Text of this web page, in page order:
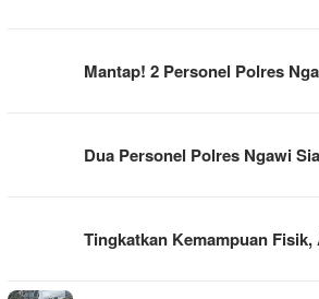
Mantap! 2 Personel Polres
Dua Personel Polres Ngawi
Tingkatkan Kemampuan